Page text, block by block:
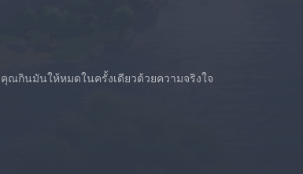
ณกินมันให้หมดในครั้งเดียวด้วยความจริงใจ